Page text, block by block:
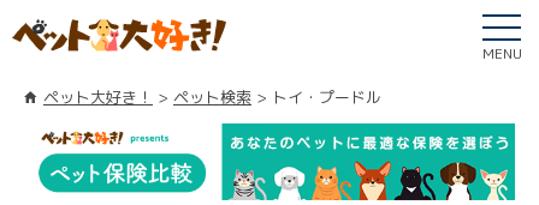
MENU
ペット大好き！ ペット検索 トイ・プードル